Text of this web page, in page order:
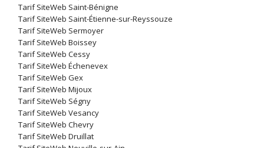
Tarif SiteWeb Saint-Bénigne
Tarif SiteWeb Saint-Étienne-sur-Reyssouze
Tarif SiteWeb Sermoyer
Tarif SiteWeb Boissey
Tarif SiteWeb Cessy
Tarif SiteWeb Échenevex
Tarif SiteWeb Gex
Tarif SiteWeb Mijoux
Tarif SiteWeb Ségny
Tarif SiteWeb Vesancy
Tarif SiteWeb Chevry
Tarif SiteWeb Druillat